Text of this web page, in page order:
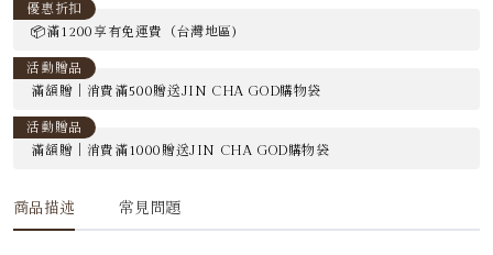
優惠折扣
📦滿1200享有免運費（台灣地區)
活動贈品
滿額贈｜消費滿500贈送JIN CHA GOD購物袋
活動贈品
滿額贈｜消費滿1000贈送JIN CHA GOD購物袋
商品描述 常見問題